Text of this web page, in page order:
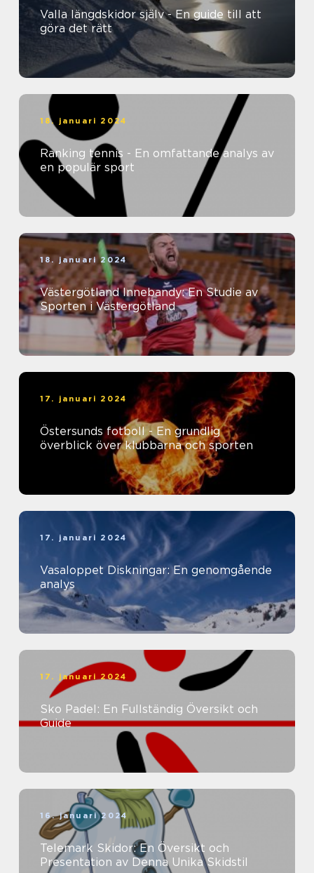
Valla längdskidor själv - En guide till att
göra det rätt
18. januari 2024
Ranking tennis - En omfattande analys av
en populär sport
18. januari 2024
Västergötland Innebandy: En Studie av
Sporten i Västergötland
17. januari 2024
Östersunds fotboll - En grundlig
överblick över klubbarna och sporten
17. januari 2024
Vasaloppet Diskningar: En genomgående
analys
17. januari 2024
Sko Padel: En Fullständig Översikt och
Guide
16. januari 2024
Telemark Skidor: En Översikt och
Presentation av Denna Unika Skidstil